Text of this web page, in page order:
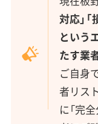
対応」
という
たす業
ご自身
者リス
に「完